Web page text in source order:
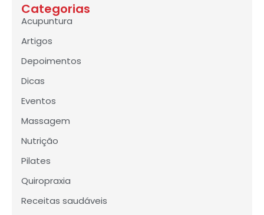
Categorias
Acupuntura
Artigos
Depoimentos
Dicas
Eventos
Massagem
Nutrição
Pilates
Quiropraxia
Receitas saudáveis